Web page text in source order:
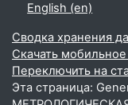
English ‎(en)‎
Сводка хранения
Скачать
Переключить на
Эта страница: